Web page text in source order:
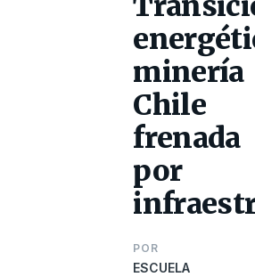
minería
Chile
frenada
por
POR
ESCUELA